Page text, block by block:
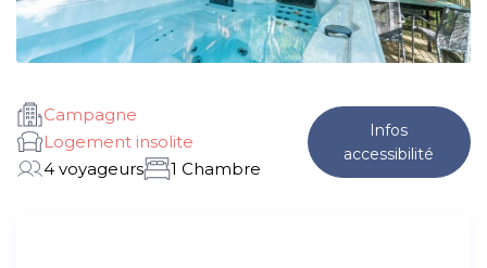
Campagne
Logement insolite
4 voyageurs
1 Chambre
Infos
accessibilité